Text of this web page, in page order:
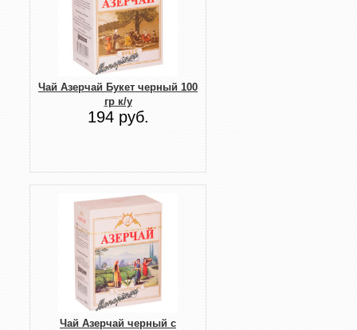
Чай Азерчай Букет черный 100
гр к/у
194 руб.
Чай Азерчай черный с